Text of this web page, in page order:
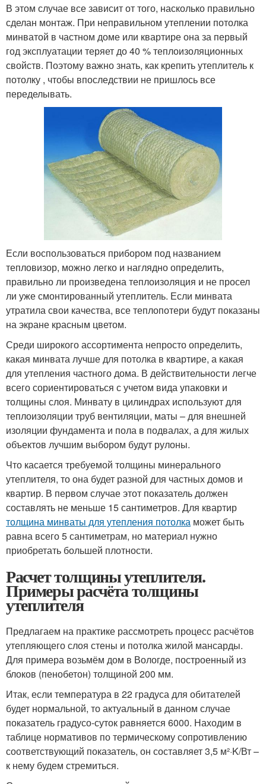
В этом случае все зависит от того, насколько правильно
сделан монтаж. При неправильном утеплении потолка
минватой в частном доме или квартире она за первый
год эксплуатации теряет до 40 % теплоизоляционных
свойств. Поэтому важно знать, как крепить утеплитель к
потолку , чтобы впоследствии не пришлось все
переделывать.
Если воспользоваться прибором под названием
тепловизор, можно легко и наглядно определить,
правильно ли произведена теплоизоляция и не просел
ли уже смонтированный утеплитель. Если минвата
утратила свои качества, все теплопотери будут показаны
на экране красным цветом.
Среди широкого ассортимента непросто определить,
какая минвата лучше для потолка в квартире, а какая
для утепления частного дома. В действительности легче
всего сориентироваться с учетом вида упаковки и
толщины слоя. Минвату в цилиндрах используют для
теплоизоляции труб вентиляции, маты – для внешней
изоляции фундамента и пола в подвалах, а для жилых
объектов лучшим выбором будут рулоны.
Что касается требуемой толщины минерального
утеплителя, то она будет разной для частных домов и
квартир. В первом случае этот показатель должен
составлять не меньше 15 сантиметров. Для квартир
толщина минваты для утепления потолка может быть
равна всего 5 сантиметрам, но материал нужно
приобретать большей плотности.
Расчет толщины утеплителя.
Примеры расчёта толщины
утеплителя
Предлагаем на практике рассмотреть процесс расчётов
утепляющего слоя стены и потолка жилой мансарды.
Для примера возьмём дом в Вологде, построенный из
блоков (пенобетон) толщиной 200 мм.
Итак, если температура в 22 градуса для обитателей
будет нормальной, то актуальный в данном случае
показатель градусо-суток равняется 6000. Находим в
таблице нормативов по термическому сопротивлению
соответствующий показатель, он составляет 3,5 м²·K/Вт –
к нему будем стремиться.